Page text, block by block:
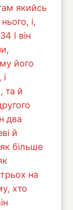
якийсь
і,
І він
його
та й
два
й
більше
на
хто